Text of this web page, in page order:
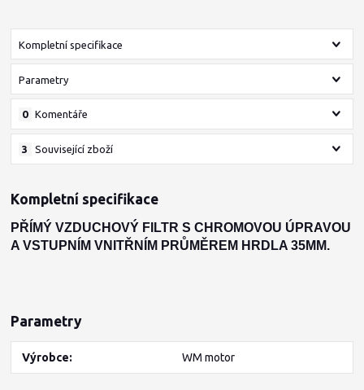
Kompletní specifikace
Parametry
Komentáře
0
Související zboží
3
Kompletní specifikace
PŘÍMÝ VZDUCHOVÝ FILTR S CHROMOVOU ÚPRAVOU
A VSTUPNÍM VNITŘNÍM PRŮMĚREM HRDLA 35MM.
Parametry
Výrobce WM motor